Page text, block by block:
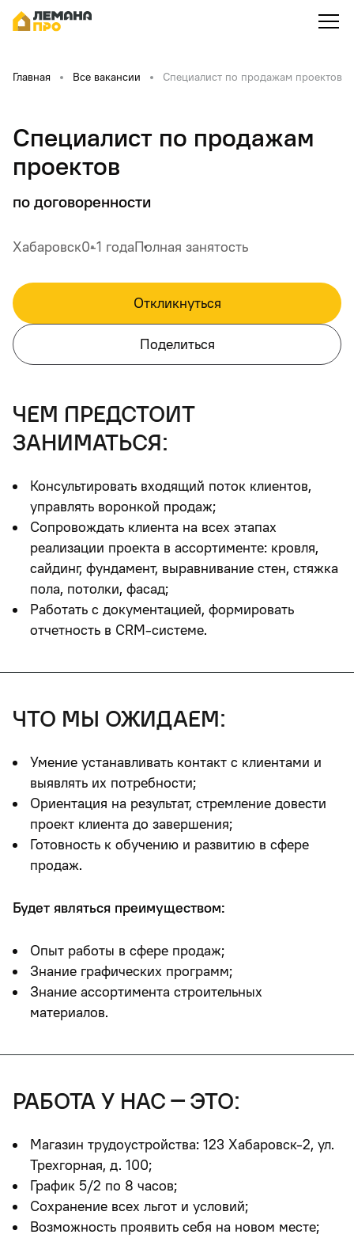
Главная Все вакансии Специалист по продажам проектов
Специалист по продажам
проектов
по договоренности
Хабаровск0-1 годаПолная занятость
Откликнуться
Поделиться
чем предстоит
заниматься:
Консультировать входящий поток клиентов,
управлять воронкой продаж;
Сопровождать клиента на всех этапах
реализации проекта в ассортименте: кровля,
сайдинг, фундамент, выравнивание стен, стяжка
пола, потолки, фасад;
Работать с документацией, формировать
отчетность в CRM-системе.
что мы ожидаем:
Умение устанавливать контакт с клиентами и
выявлять их потребности;
Ориентация на результат, стремление довести
проект клиента до завершения;
Готовность к обучению и развитию в сфере
продаж.
Будет являться преимуществом:
Опыт работы в сфере продаж;
Знание графических программ;
Знание ассортимента строительных
материалов.
работа у нас – это:
Магазин трудоустройства: 123 Хабаровск-2, ул.
Трехгорная, д. 100;
График 5/2 по 8 часов;
Сохранение всех льгот и условий;
Возможность проявить себя на новом месте;